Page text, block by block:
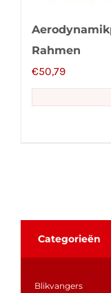
Rahmen
€50,79
Categorieën
Blikvangers